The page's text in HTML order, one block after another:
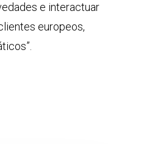
e interactuar
europeos,